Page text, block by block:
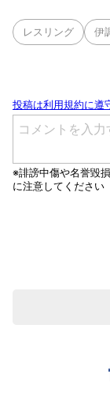
レスリング 伊